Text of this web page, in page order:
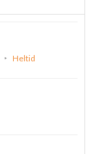
Heltid